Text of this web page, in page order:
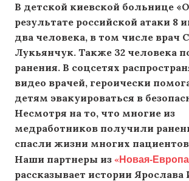
В детской киевской больнице
результате российской атаки 8
два человека, в том числе врач
Лукьянчук. Также 32 человека
ранения. В соцсетях
видео врачей, героически
детям эвакуироваться в
Несмотря на то, что многие из
медработников получили
спасли жизни многих
Наши партнеры из «Новая-
рассказывает истории Ярослава